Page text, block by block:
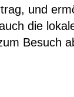
und
die
Besuch